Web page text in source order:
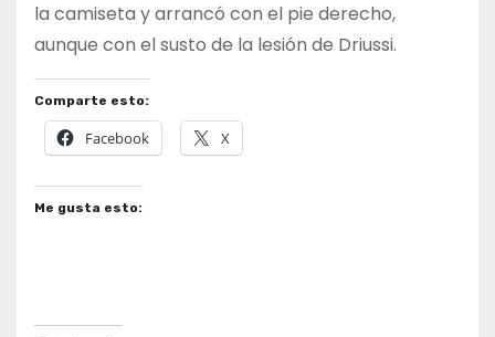
la camiseta y arrancó con el pie derecho,
aunque con el susto de la lesión de Driussi.
Comparte esto:
Facebook X
Me gusta esto: